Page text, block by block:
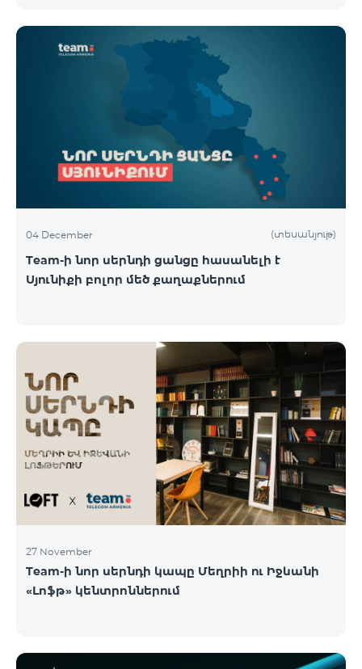
04 December (տեսանյութ)
Team-ի նոր սերնդի ցանցը հասանելի է
Սյունիքի բոլոր մեծ քաղաքներում
27 November
Team-ի նոր սերնդի կապը Մեղրիի ու Իջևանի
«Լոֆթ» կենտրոններում